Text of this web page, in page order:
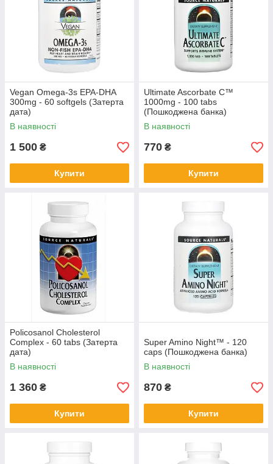
Vegan Omega-3s EPA-DHA
300mg - 60 softgels (Затерта
дата)
В наявності
1 500 ₴
Купити
Ultimate Ascorbate C™
1000mg - 100 tabs
(Пошкоджена банка)
В наявності
770 ₴
Купити
Policosanol Cholesterol
Complex - 60 tabs (Затерта
дата)
В наявності
1 360 ₴
Купити
Super Amino Night™ - 120
caps (Пошкоджена банка)
В наявності
870 ₴
Купити